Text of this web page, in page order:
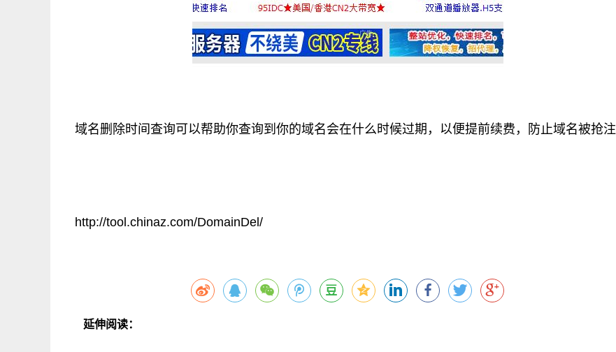
域名删除时间查询可以帮助你查询到你的域名会在什么时候过期，以便提前续费，防止域名被抢注
http://tool.chinaz.com/DomainDel/
延伸阅读：